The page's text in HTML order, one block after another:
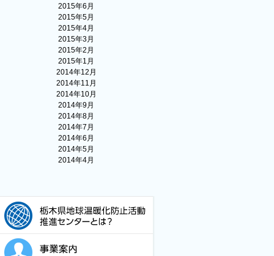
2015年6月
2015年5月
2015年4月
2015年3月
2015年2月
2015年1月
2014年12月
2014年11月
2014年10月
2014年9月
2014年8月
2014年7月
2014年6月
2014年5月
2014年4月